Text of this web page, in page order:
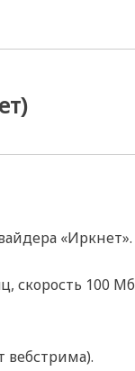
«Иркнет».
100
вебстрима).